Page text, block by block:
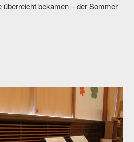
überreicht bekamen – der Sommer